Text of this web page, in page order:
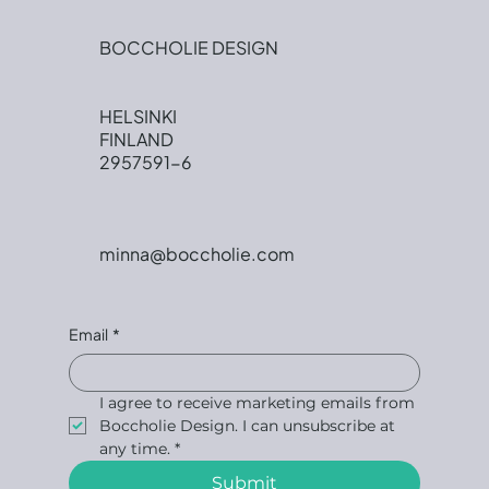
BOCCHOLIE DESIGN
HELSINKI
FINLAND
2957591-6
minna@boccholie.com
Email *
I agree to receive marketing emails from
Boccholie Design. I can unsubscribe at
any time. *
Submit